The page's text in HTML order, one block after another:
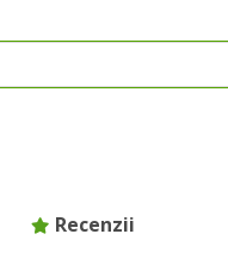
Recenzii